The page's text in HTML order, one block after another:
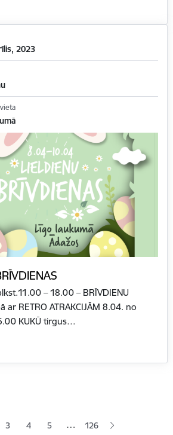
2023
– 18.00 – BRĪVDIENU
ar RETRO ATRAKCIJĀM 8.04. no
KUKŪ tirgus…
Lapa
3 Lapa
4 Lapa
5 … 126